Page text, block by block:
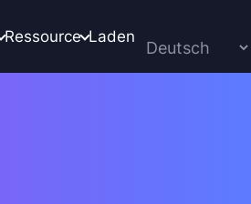
Ressource Laden